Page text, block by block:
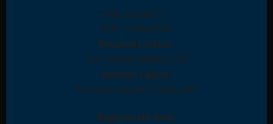
MB: 28396511
PIB: 114944708
Dinarski račun:
265-7590310000841-93
Devizni račun:
RS35265100000123897181
Registarski broj: